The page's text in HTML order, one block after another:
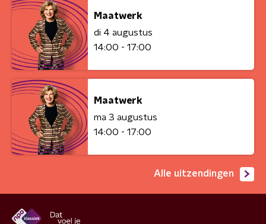
Maatwerk
di 4 augustus
14:00 - 17:00
Maatwerk
ma 3 augustus
14:00 - 17:00
Alle uitzendingen